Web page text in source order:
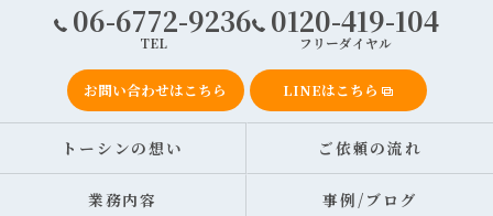
06-6772-9236
TEL
0120-419-104
フリーダイヤル
お問い合わせはこちら LINEはこちら
トーシンの想い ご依頼の流れ
業務内容 事例/ブログ